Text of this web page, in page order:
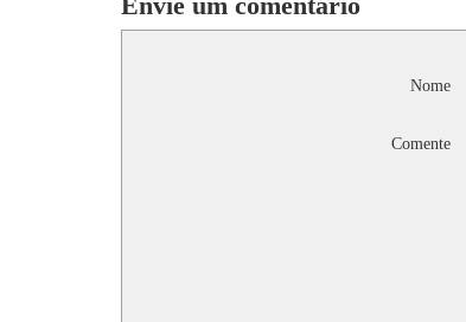
Nome
Comente